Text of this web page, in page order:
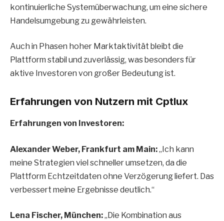
kontinuierliche Systemüberwachung, um eine sichere
Handelsumgebung zu gewährleisten.
Auch in Phasen hoher Marktaktivität bleibt die
Plattform stabil und zuverlässig, was besonders für
aktive Investoren von großer Bedeutung ist.
Erfahrungen von Nutzern mit Cptlux
Erfahrungen von Investoren:
Alexander Weber, Frankfurt am Main:„Ich kann
meine Strategien viel schneller umsetzen, da die
Plattform Echtzeitdaten ohne Verzögerung liefert. Das
verbessert meine Ergebnisse deutlich.“
Lena Fischer, München:„Die Kombination aus